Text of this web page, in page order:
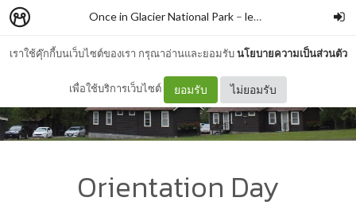
เราใช้คุ๊กกี้บนเว็บไซต์ของเรา กรุณาอ่านและยอมรับนโยบายความเป็นส่วนตัว
เพื่อใช้บริการเว็บไซต์ ยอมรับ ไม่ยอมรับ
Once in Glacier National Park – leedeepk
Orientation Day